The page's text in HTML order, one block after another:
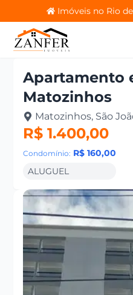
Imóveis no Rio
Apartamento
Matozinhos
Matozinhos, São
R$ 1.400,00
Condomínio: R$ 160,00
ALUGUEL